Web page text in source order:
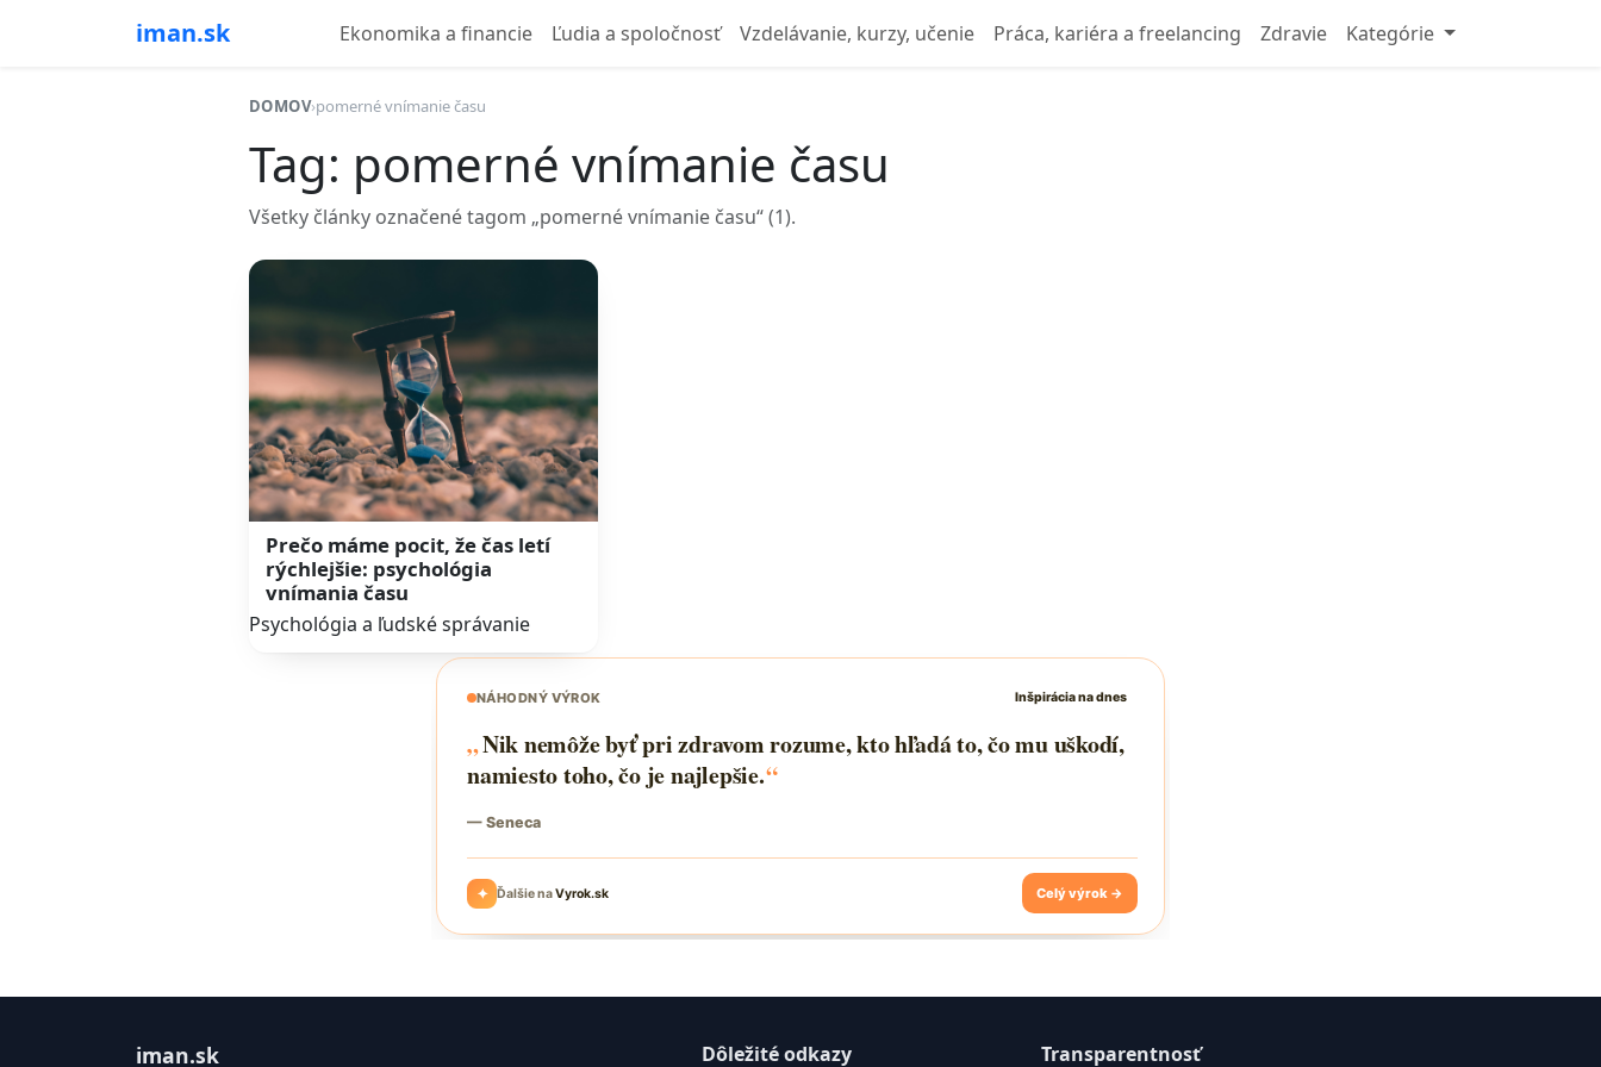
iman.sk Ekonomika a financie Ľudia a spoločnosť Vzdelávanie, kurzy, učenie Práca, kariéra a freelancing Zdravie Kategórie
DOMOV›pomerné vnímanie času
Tag: pomerné vnímanie času
Všetky články označené tagom „pomerné vnímanie času“ (1).
Prečo máme pocit, že čas letí
rýchlejšie: psychológia
vnímania času
Psychológia a ľudské správanie
iman.sk Dôležité odkazy Transparentnosť